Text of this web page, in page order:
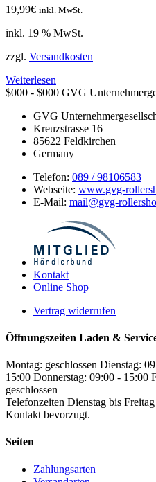
19,99€ inkl. MwSt.
inkl. 19 % MwSt.
zzgl. Versandkosten
Weiterlesen
$000 - $000 GVG
GVG
Kreuzstrasse 16
85622 Feldkirchen
Germany
Telefon: 089 / 98106583
Webseite: www.gvg-
E-Mail: mail@gvg-
Kontakt
Online Shop
Vertrag widerrufen
Öffnungszeiten Laden &
Montag: geschlossen Dienstag:
15:00 Donnerstag: 09:00 - 15:00
geschlossen
Telefonzeiten Dienstag bis
Kontakt bevorzugt.
Seiten
Zahlungsarten